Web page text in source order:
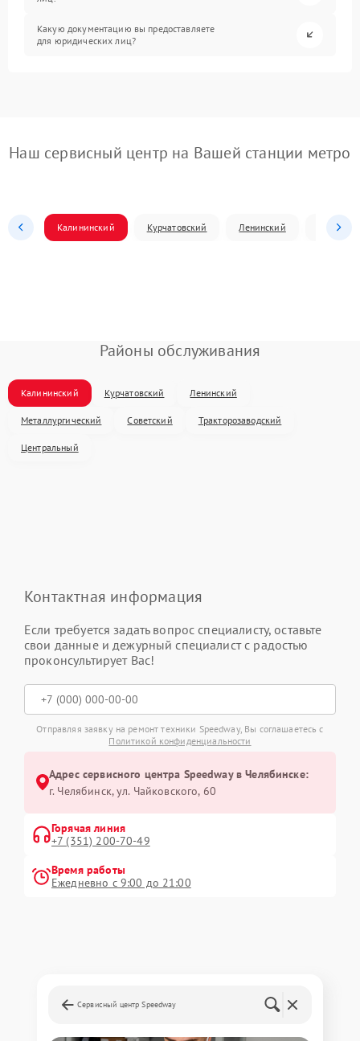
Какую документацию вы предоставляете
для юридических лиц?
Наш сервисный центр на Вашей станции метро
Калининский Курчатовский Ленинский
Районы обслуживания
Калининский Курчатовский Ленинский
Металлургический Советский Тракторозаводский
Центральный
Контактная информация
Если требуется задать вопрос специалисту, оставьте
свои данные и дежурный специалист с радостью
проконсультирует Вас!
Отправляя заявку на ремонт техники Speedway, Вы соглашаетесь с
Политикой конфиденциальности
Адрес сервисного центра Speedway в Челябинске:
г. Челябинск, ул. Чайковского, 60
Горячая линия
+7 (351) 200-70-49
Время работы
Ежедневно с 9:00 до 21:00
Сервисный центр Speedway